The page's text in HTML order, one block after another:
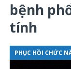
bệnh
tính
PHỤC HỒI CHỨC